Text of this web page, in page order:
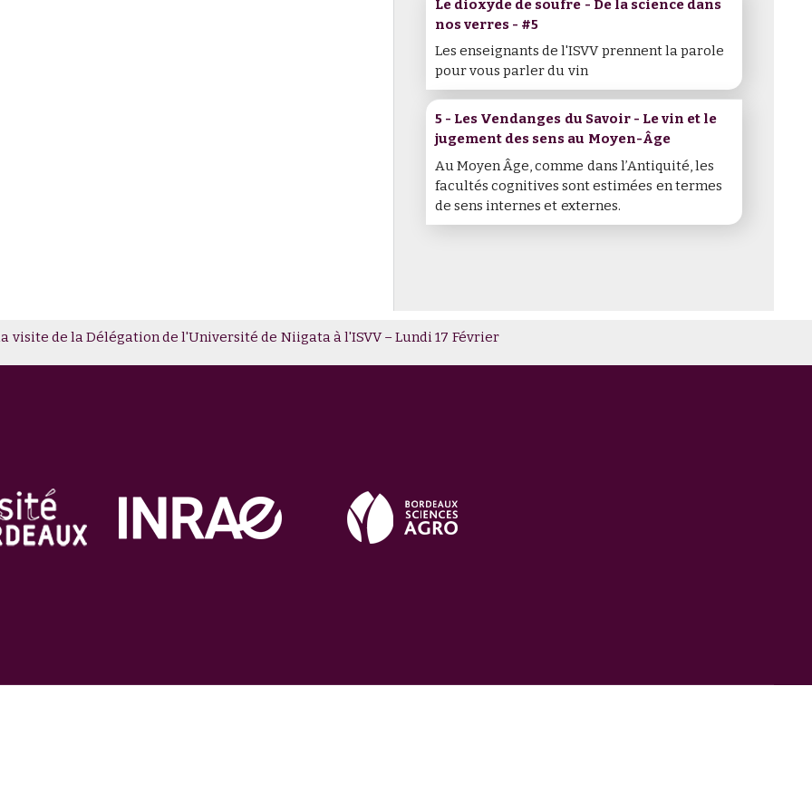
directeur de l'ISVV, par Gilles Berdin
Paschalidou - Plant cues and their effects on multitrophic interactions
Le dioxyde de soufre - De la science dans
nos verres - #5
Les enseignants de l'ISVV prennent la parole
pour vous parler du vin
5 - Les Vendanges du Savoir - Le vin et le
jugement des sens au Moyen-Âge
Au Moyen Âge, comme dans l’Antiquité, les
facultés cognitives sont estimées en termes
de sens internes et externes.
visite de la Délégation de l'Université de Niigata à l'ISVV – Lundi 17 Février